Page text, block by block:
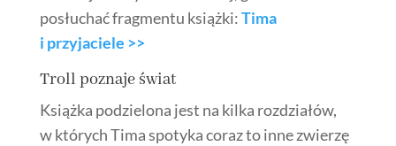
posłuchać fragmentu książki:Tima
i przyjaciele >>
Troll poznaje świat
Książka podzielona jest na kilka rozdziałów,
w których Tima spotyka coraz to inne zwierzę